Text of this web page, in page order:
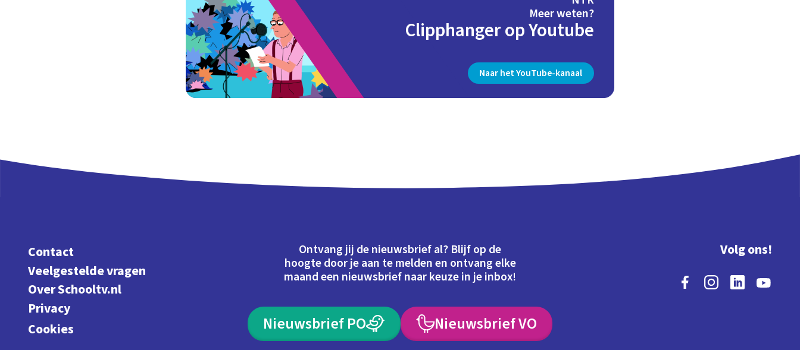
Meer weten?
Clipphanger op Youtube
Naar het YouTube-kanaal
Contact
Veelgestelde vragen
Over Schooltv.nl
Privacy
Cookies
Ontvang jij de nieuwsbrief al? Blijf op de
hoogte door je aan te melden en ontvang elke
maand een nieuwsbrief naar keuze in je inbox!
Nieuwsbrief PO Nieuwsbrief VO
Volg ons!